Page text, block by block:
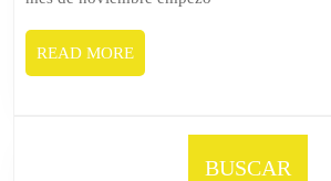
READ MOREREAD
MORE
BUSCAR